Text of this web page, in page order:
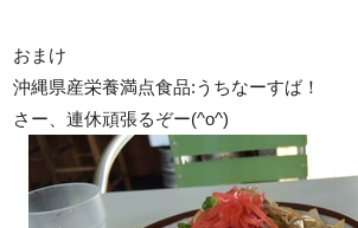
おまけ
沖縄県産栄養満点食品:うちなーすば！
さー、連休頑張るぞー(^o^)